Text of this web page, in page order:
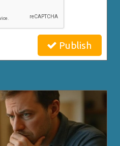
Publish